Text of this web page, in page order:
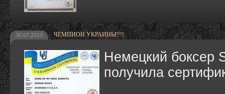
30.07.2013 ЧЕМПИОН УКРАИНЫ!!!!
Немецкий боксер
получила